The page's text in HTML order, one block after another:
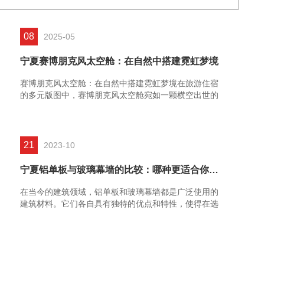
08 2025-05
宁夏赛博朋克风太空舱：在自然中搭建霓虹梦境
赛博朋克风太空舱：在自然中搭建霓虹梦境在旅游住宿
的多元版图中，赛博朋克风太空舱宛如一颗横空出世的
21 2023-10
宁夏铝单板与玻璃幕墙的比较：哪种更适合你的项目？
在当今的建筑领域，铝单板和玻璃幕墙都是广泛使用的
建筑材料。它们各自具有独特的优点和特性，使得在选